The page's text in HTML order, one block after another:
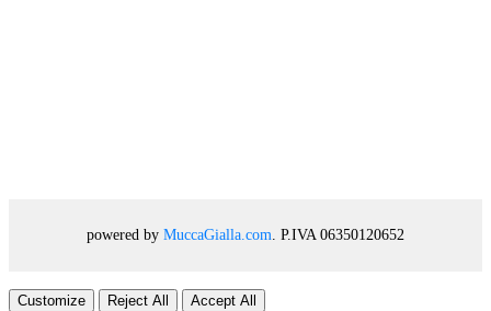
powered by MuccaGialla.com. P.IVA 06350120652
Customize Reject All Accept All